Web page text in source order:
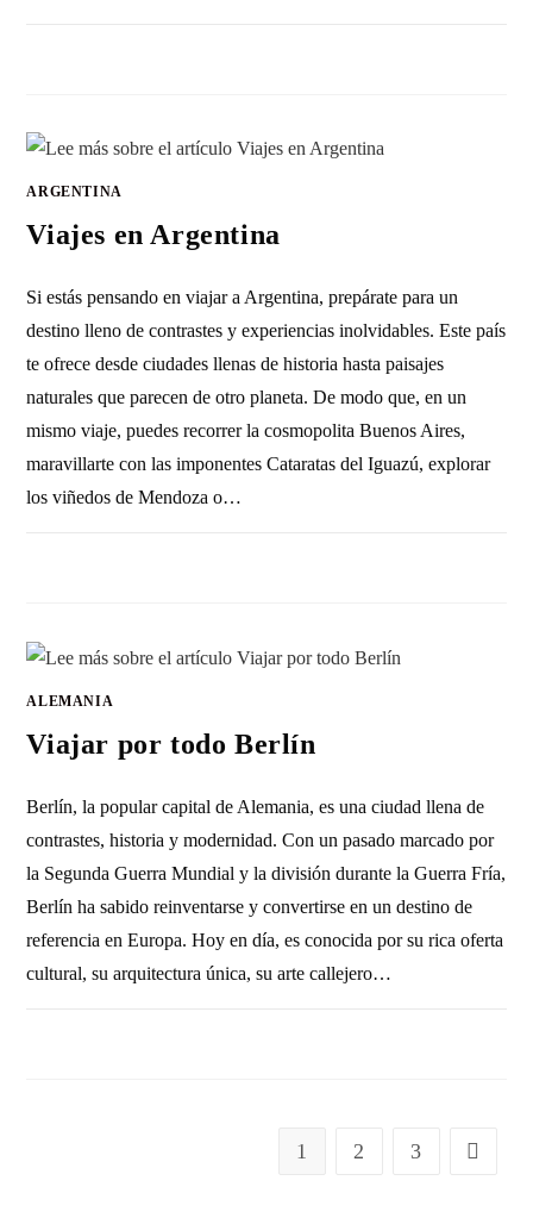
ARGENTINA
Viajes en Argentina
Si estás pensando en viajar a Argentina, prepárate para un
destino lleno de contrastes y experiencias inolvidables. Este país
te ofrece desde ciudades llenas de historia hasta paisajes
naturales que parecen de otro planeta. De modo que, en un
mismo viaje, puedes recorrer la cosmopolita Buenos Aires,
maravillarte con las imponentes Cataratas del Iguazú, explorar
los viñedos de Mendoza o…
ALEMANIA
Viajar por todo Berlín
Berlín, la popular capital de Alemania, es una ciudad llena de
contrastes, historia y modernidad. Con un pasado marcado por
la Segunda Guerra Mundial y la división durante la Guerra Fría,
Berlín ha sabido reinventarse y convertirse en un destino de
referencia en Europa. Hoy en día, es conocida por su rica oferta
cultural, su arquitectura única, su arte callejero…
1 2 3